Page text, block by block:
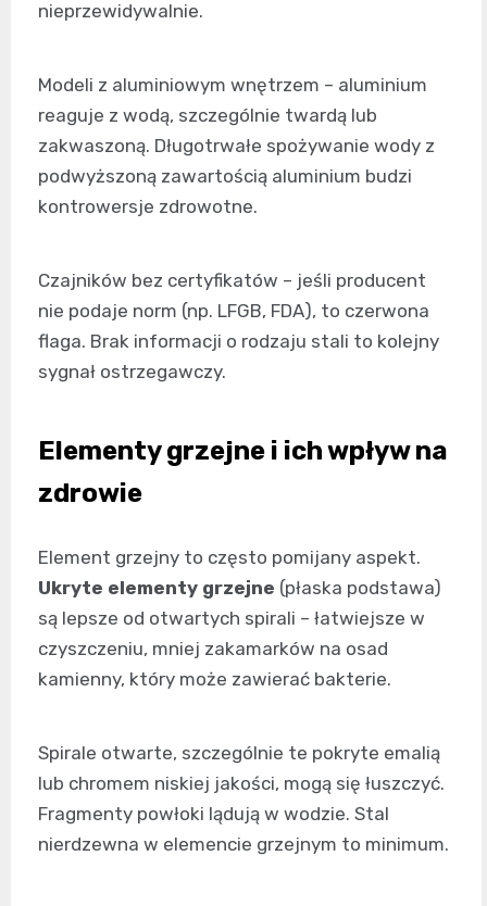
nieprzewidywalnie.
Modeli z aluminiowym wnętrzem – aluminium
reaguje z wodą, szczególnie twardą lub
zakwaszoną. Długotrwałe spożywanie wody z
podwyższoną zawartością aluminium budzi
kontrowersje zdrowotne.
Czajników bez certyfikatów – jeśli producent
nie podaje norm (np. LFGB, FDA), to czerwona
flaga. Brak informacji o rodzaju stali to kolejny
sygnał ostrzegawczy.
Elementy grzejne i ich wpływ na
zdrowie
Element grzejny to często pomijany aspekt.
Ukryte elementy grzejne (płaska podstawa)
są lepsze od otwartych spirali – łatwiejsze w
czyszczeniu, mniej zakamarków na osad
kamienny, który może zawierać bakterie.
Spirale otwarte, szczególnie te pokryte emalią
lub chromem niskiej jakości, mogą się łuszczyć.
Fragmenty powłoki lądują w wodzie. Stal
nierdzewna w elemencie grzejnym to minimum.